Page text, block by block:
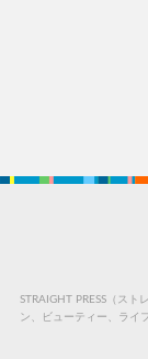
STRAIGHT PRESS（ス
ン、ビューティー、ライ